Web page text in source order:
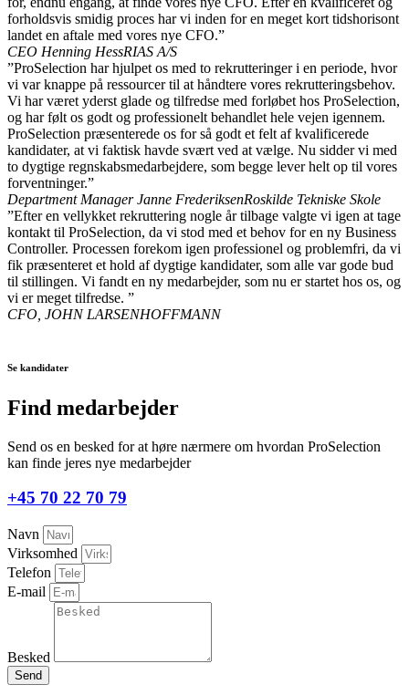
forholdsvis smidig proces har vi inden for en meget kort tidshorisont
landet en aftale med vores nye CFO.”
CEO Henning HessRIAS A/S
”ProSelection har hjulpet os med to rekrutteringer i en periode, hvor
vi var knappe på ressourcer til at håndtere vores rekrutteringsbehov.
Vi har været yderst glade og tilfredse med forløbet hos ProSelection,
og har følt os godt og professionelt behandlet hele vejen igennem.
ProSelection præsenterede os for så godt et felt af kvalificerede
kandidater, at vi faktisk havde svært ved at vælge. Nu sidder vi med
to dygtige regnskabsmedarbejdere, som begge lever helt op til vores
forventninger.”
Department Manager Janne FrederiksenRoskilde Tekniske Skole
”Efter en vellykket rekruttering nogle år tilbage valgte vi igen at tage
kontakt til ProSelection, da vi stod med et behov for en ny Business
Controller. Processen forekom igen professionel og problemfri, da vi
fik præsenteret et hold af dygtige kandidater, som alle var gode bud
til stillingen. Vi fandt en ny medarbejder, som nu er startet hos os, og
vi er meget tilfredse. ”
CFO, JOHN LARSENHOFFMANN
Se kandidater
Find medarbejder
Send os en besked for at høre nærmere om hvordan ProSelection
kan finde jeres nye medarbejder
+45 70 22 70 79
Navn
Virksomhed
Telefon
E-mail
Besked
Send